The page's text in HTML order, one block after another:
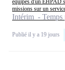
missions sur un
Intérim - Temps
Publié il y a 19 jours